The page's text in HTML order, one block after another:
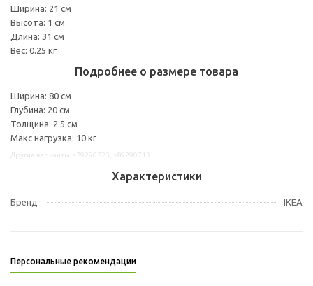
Ширина: 21 см
Высота: 1 см
Длина: 31 см
Вес: 0.25 кг
Подробнее о размере товара
Ширина: 80 см
Глубина: 20 см
Толщина: 2.5 см
Макс нагрузка: 10 кг
Характеристики
Бренд IKEA
Персональные рекомендации